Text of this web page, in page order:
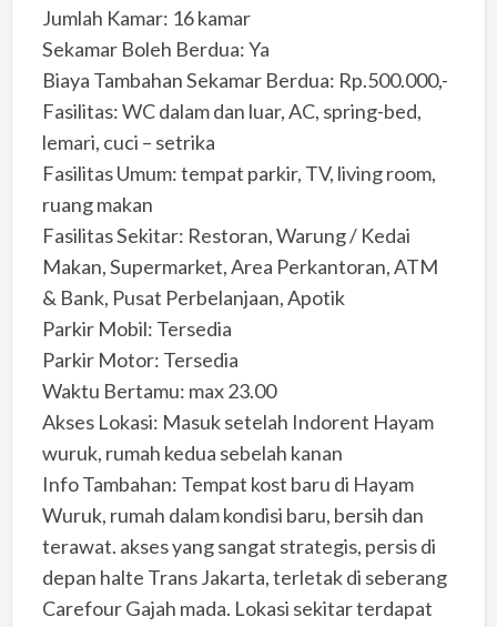
Jumlah Kamar: 16 kamar
Sekamar Boleh Berdua: Ya
Biaya Tambahan Sekamar Berdua: Rp.500.000,-
Fasilitas: WC dalam dan luar, AC, spring-bed,
lemari, cuci – setrika
Fasilitas Umum: tempat parkir, TV, living room,
ruang makan
Fasilitas Sekitar: Restoran, Warung / Kedai
Makan, Supermarket, Area Perkantoran, ATM
& Bank, Pusat Perbelanjaan, Apotik
Parkir Mobil: Tersedia
Parkir Motor: Tersedia
Waktu Bertamu: max 23.00
Akses Lokasi: Masuk setelah Indorent Hayam
wuruk, rumah kedua sebelah kanan
Info Tambahan: Tempat kost baru di Hayam
Wuruk, rumah dalam kondisi baru, bersih dan
terawat. akses yang sangat strategis, persis di
depan halte Trans Jakarta, terletak di seberang
Carefour Gajah mada. Lokasi sekitar terdapat